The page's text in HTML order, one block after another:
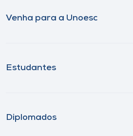
Venha para a Unoesc
Estudantes
Diplomados